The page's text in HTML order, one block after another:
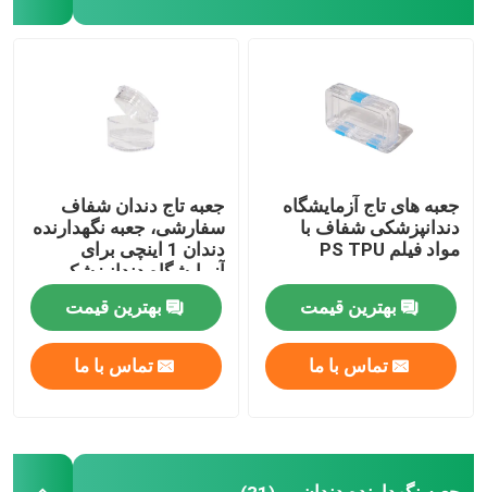
کنترل کیفیت
با ما تماس بگیرید
جعبه تاج دندان
جعبه پروتز دندان
جعبه های تاج آزمایشگاه
دندانپزشکی شفاف با
مواد فیلم PS TPU
بهترین قیمت
تماس با ما
جعبه تاج دندان شفاف
سفارشی، جعبه نگهدارنده
دندان 1 اینچی برای
آزمایشگاه دندانپزشکی
بهترین قیمت
تماس با ما